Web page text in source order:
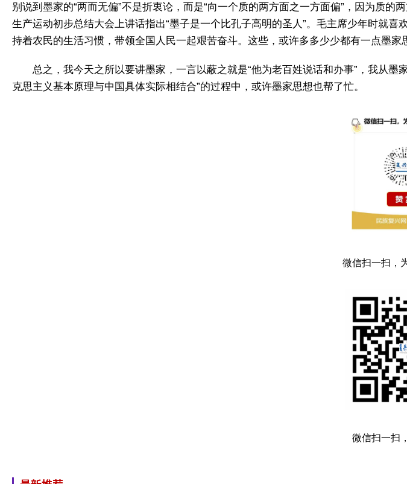
别说到墨家的“两而无偏”不是折衷论，而是“向一个质的两方面之一方面偏”，因为质
生产运动初步总结大会上讲话指出“墨子是一个比孔子高明的圣人”。毛主席少年时就
持着农民的生活习惯，带领全国人民一起艰苦奋斗。这些，或许多多少少都有一点墨家
总之，我今天之所以要讲墨家，一言以蔽之就是“他为老百姓说话和办事”，我从
克思主义基本原理与中国具体实际相结合”的过程中，或许墨家思想也帮了忙。
微信扫一扫，
微信扫一扫